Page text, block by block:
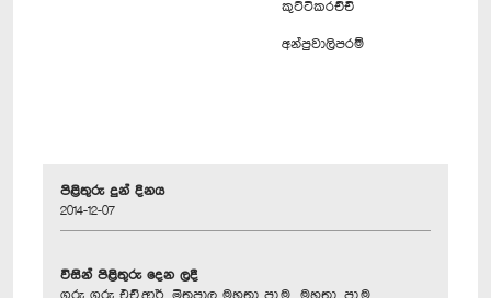
කුට්ටිකරච්චි
අන්පුවාලිපරම්
පිළිතුරු දුන් දිනය
2014-12-07
විසින් පිළිතුරු දෙන ලදී
ගරු ගරු එච්.ආර්. මිත්‍රපාල මහතා, පා.ම., මහතා, පා.ම.